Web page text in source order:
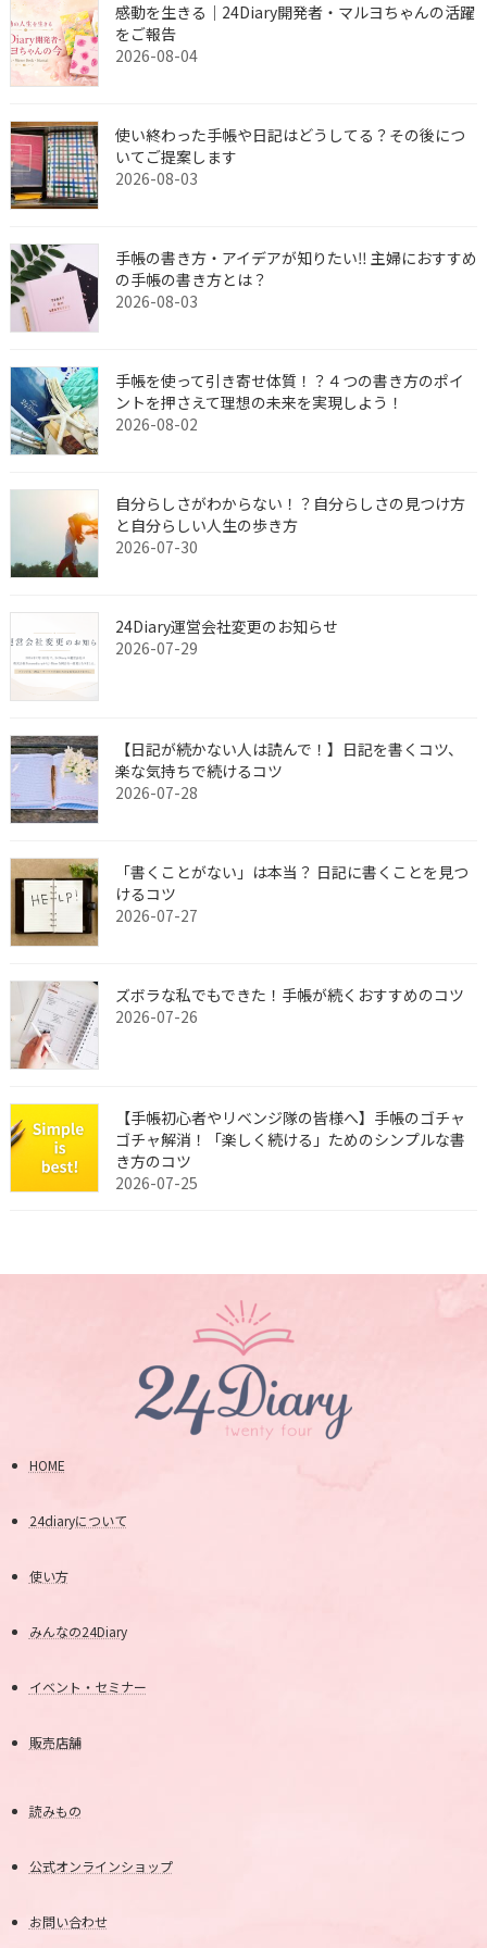
感動を生きる｜24Diary開発者・マルヨちゃんの活躍
をご報告
2026-08-04
使い終わった手帳や日記はどうしてる？その後につ
いてご提案します
2026-08-03
手帳の書き方・アイデアが知りたい‼︎ 主婦におすすめ
の手帳の書き方とは？
2026-08-03
手帳を使って引き寄せ体質！？４つの書き方のポイ
ントを押さえて理想の未来を実現しよう！
2026-08-02
自分らしさがわからない！？自分らしさの見つけ方
と自分らしい人生の歩き方
2026-07-30
24Diary運営会社変更のお知らせ
2026-07-29
【日記が続かない人は読んで！】日記を書くコツ、
楽な気持ちで続けるコツ
2026-07-28
「書くことがない」は本当？ 日記に書くことを見つ
けるコツ
2026-07-27
ズボラな私でもできた！手帳が続くおすすめのコツ
2026-07-26
【手帳初心者やリベンジ隊の皆様へ】手帳のゴチャ
ゴチャ解消！「楽しく続ける」ためのシンプルな書
き方のコツ
2026-07-25
HOME
24diaryについて
使い方
みんなの24Diary
イベント・セミナー
販売店舗
読みもの
公式オンラインショップ
お問い合わせ